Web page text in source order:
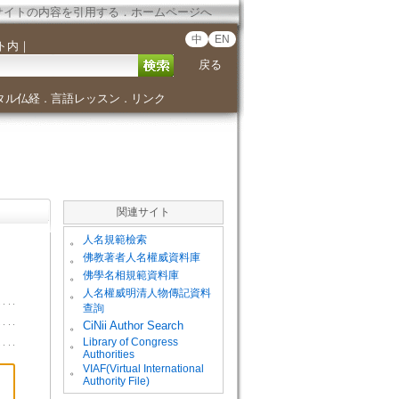
イトの内容を引用する．ホームページへ
内 ｜ 中 EN
戻る
ル仏経． 言語レッスン ． リンク
関連サイト
。 人名規範檢索
。 佛教著者人名權威資料庫
。 佛學名相規範資料庫
。
人名權威明清人物傳記資料
查詢
。
CiNii Author Search
。
Library of Congress
Authorities
。
VIAF(Virtual International
Authority File)